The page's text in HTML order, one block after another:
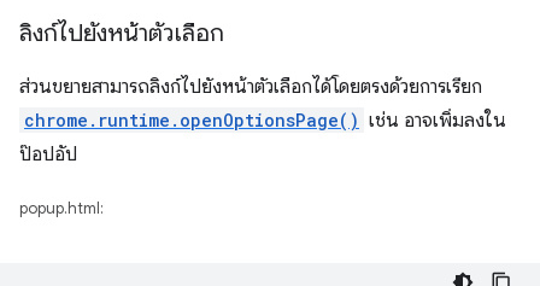
ลิงก์ไปยังหน้าตัวเลือก
ส่วนขยายสามารถลิงก์ไปยังหน้าตัวเลือกได้โดยตรงด้วยการเรียก
chrome.runtime.openOptionsPage() เช่น อาจเพิ่มลงใน
ป๊อปอัป
popup.html: